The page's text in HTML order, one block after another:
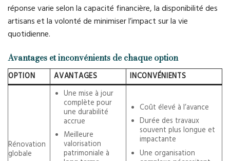
réponse varie selon la capacité financière, la disponibilité des
artisans et la volonté de minimiser l’impact sur la vie
quotidienne.
Avantages et inconvénients de chaque option
OPTION AVANTAGES INCONVÉNIENTS
Rénovation
globale
Une mise à jour
complète pour
une durabilité
accrue
Meilleure
valorisation
patrimoniale à
Coût élevé à l’avance
Durée des travaux
souvent plus longue et
impactante
Une organisation